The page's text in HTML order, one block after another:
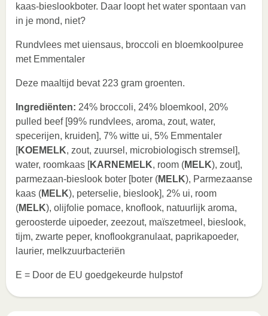
kaas-bieslookboter. Daar loopt het water spontaan van
in je mond, niet?
Rundvlees met uiensaus, broccoli en bloemkoolpuree
met Emmentaler
Deze maaltijd bevat 223 gram groenten.
Ingrediënten: 24% broccoli, 24% bloemkool, 20%
pulled beef [99% rundvlees, aroma, zout, water,
specerijen, kruiden], 7% witte ui, 5% Emmentaler
[KOEMELK, zout, zuursel, microbiologisch stremsel],
water, roomkaas [KARNEMELK, room (MELK), zout],
parmezaan-bieslook boter [boter (MELK), Parmezaanse
kaas (MELK), peterselie, bieslook], 2% ui, room
(MELK), olijfolie pomace, knoflook, natuurlijk aroma,
geroosterde uipoeder, zeezout, maïszetmeel, bieslook,
tijm, zwarte peper, knoflookgranulaat, paprikapoeder,
laurier, melkzuurbacteriën
E = Door de EU goedgekeurde hulpstof